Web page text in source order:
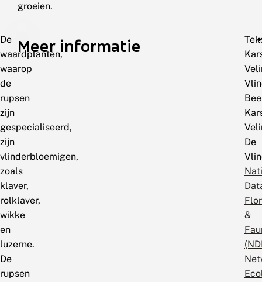
groeien.
De
waardplanten,
waarop
de
rupsen
zijn
gespecialiseerd,
zijn
vlinderbloemigen,
zoals
klaver,
rolklaver,
wikke
en
luzerne.
De
rupsen
Meer informatie
De
&